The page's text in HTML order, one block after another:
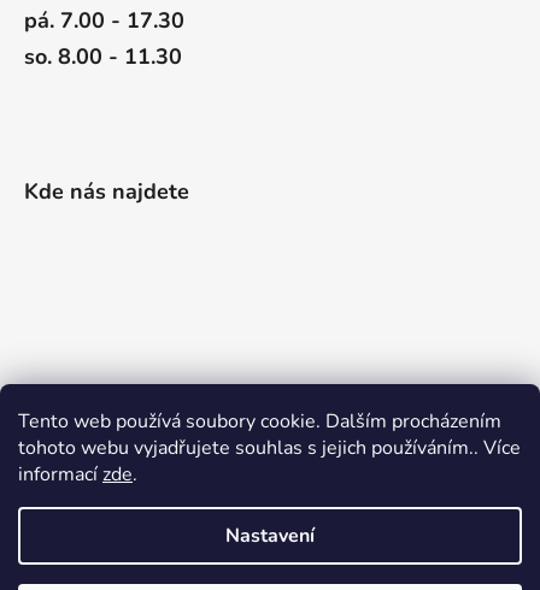
Tento web používá soubory cookie. Dalším procházením
tohoto webu vyjadřujete souhlas s jejich používáním.. Více
informacízde.
Nastavení
pá. 7.00 - 17.30
so. 8.00 - 11.30
Kde nás najdete